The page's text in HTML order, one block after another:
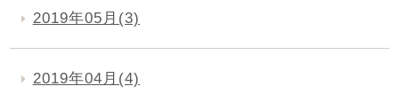
2019年05月(3)
2019年04月(4)